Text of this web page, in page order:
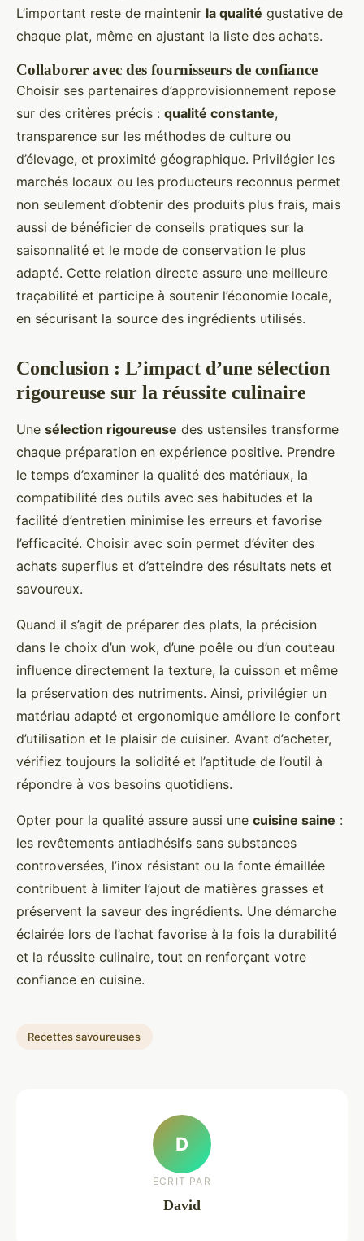
L’important reste de maintenir la qualité gustative de
chaque plat, même en ajustant la liste des achats.
Collaborer avec des fournisseurs de confiance
Choisir ses partenaires d’approvisionnement repose
sur des critères précis : qualité constante,
transparence sur les méthodes de culture ou
d’élevage, et proximité géographique. Privilégier les
marchés locaux ou les producteurs reconnus permet
non seulement d’obtenir des produits plus frais, mais
aussi de bénéficier de conseils pratiques sur la
saisonnalité et le mode de conservation le plus
adapté. Cette relation directe assure une meilleure
traçabilité et participe à soutenir l’économie locale,
en sécurisant la source des ingrédients utilisés.
Conclusion : L’impact d’une sélection
rigoureuse sur la réussite culinaire
Une sélection rigoureuse des ustensiles transforme
chaque préparation en expérience positive. Prendre
le temps d’examiner la qualité des matériaux, la
compatibilité des outils avec ses habitudes et la
facilité d’entretien minimise les erreurs et favorise
l’efficacité. Choisir avec soin permet d’éviter des
achats superflus et d’atteindre des résultats nets et
savoureux.
Quand il s’agit de préparer des plats, la précision
dans le choix d’un wok, d’une poêle ou d’un couteau
influence directement la texture, la cuisson et même
la préservation des nutriments. Ainsi, privilégier un
matériau adapté et ergonomique améliore le confort
d’utilisation et le plaisir de cuisiner. Avant d’acheter,
vérifiez toujours la solidité et l’aptitude de l’outil à
répondre à vos besoins quotidiens.
Opter pour la qualité assure aussi une cuisine saine :
les revêtements antiadhésifs sans substances
controversées, l’inox résistant ou la fonte émaillée
contribuent à limiter l’ajout de matières grasses et
préservent la saveur des ingrédients. Une démarche
éclairée lors de l’achat favorise à la fois la durabilité
et la réussite culinaire, tout en renforçant votre
confiance en cuisine.
Recettes savoureuses
D
ECRIT PAR
David